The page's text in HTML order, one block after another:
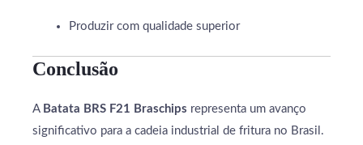
Produzir com qualidade superior
Conclusão
A Batata BRS F21 Braschips representa um avanço
significativo para a cadeia industrial de fritura no Brasil.